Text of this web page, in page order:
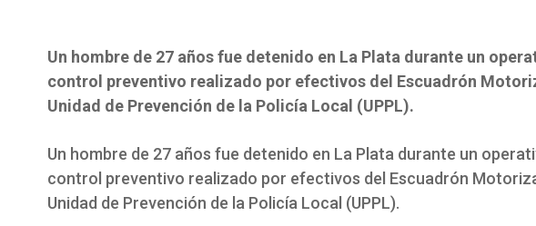
Un hombre de 27 años fue detenido en La Plata durante un
control preventivo realizado por efectivos del Escuadrón
Unidad de Prevención de la Policía Local (UPPL).
Un hombre de 27 años fue detenido en La Plata durante un
control preventivo realizado por efectivos del Escuadrón
Unidad de Prevención de la Policía Local (UPPL).